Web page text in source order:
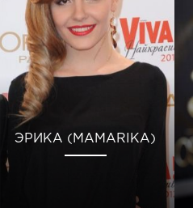
ЭРИКА (MAMARIKA)